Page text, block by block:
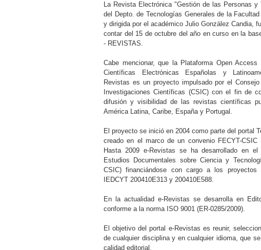
La Revista Electrónica "Gestión de las Personas y
del Depto. de Tecnologías Generales de la
y dirigida por el académico Julio González Candia,
contar del 15 de octubre del año en curso en la
- REVISTAS.
Cabe mencionar, que la Plataforma Open Access
Científicas Electrónicas Españolas y
Revistas es un proyecto impulsado por el
Investigaciones Científicas (CSIC) con el fin de
difusión y visibilidad de las revistas científicas
América Latina, Caribe, España y Portugal.
El proyecto se inició en 2004 como parte del portal
creado en el marco de un convenio FECYT-CSIC
Hasta 2009 e-Revistas se ha desarrollado en
Estudios Documentales sobre Ciencia y
CSIC) financiándose con cargo a los proyectos
IEDCYT 200410E313 y 200410E588.
En la actualidad e-Revistas se desarrolla en
conforme a la norma ISO 9001 (ER-0285/2009).
El objetivo del portal e-Revistas es reunir,
de cualquier disciplina y en cualquier idioma, que
calidad editorial.